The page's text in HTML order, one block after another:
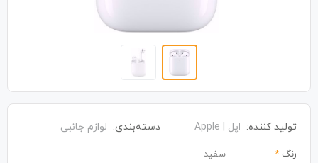
تولید کننده: اپل | Apple دسته‌بندی: لوازم جانبی
رنگ * سفید